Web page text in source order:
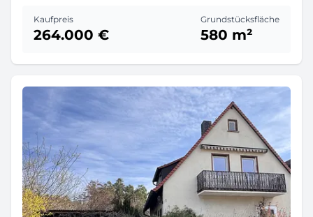
Kaufpreis
264.000 €
Grundstücksfläche
580 m²